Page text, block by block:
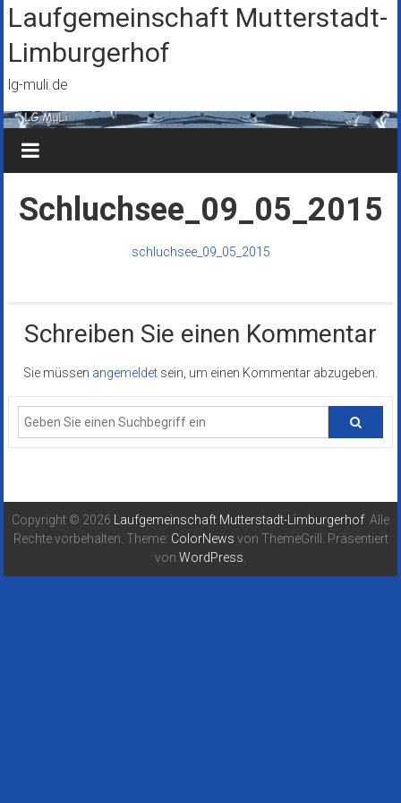
Zum
Inhalt
springen
Laufgemeinschaft Mutterstadt-
Limburgerhof
lg-muli.de
Schluchsee_09_05_2015
schluchsee_09_05_2015
Schreiben Sie einen Kommentar
Sie müssen angemeldet sein, um einen Kommentar abzugeben.
Copyright © 2026 Laufgemeinschaft Mutterstadt-Limburgerhof . Alle
Rechte vorbehalten. Theme: ColorNews von ThemeGrill. Präsentiert
von WordPress